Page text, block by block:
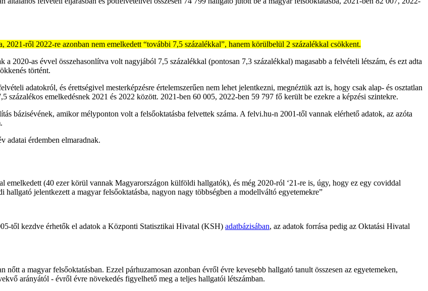
2021-ről 2022-re azonban nem emelkedett “további 7,5 százalékkal”, hanem körülbelül 2 százalékkal csökkent.
2020-as évvel összehasonlítva volt nagyjából 7,5 százalékkal (pontosan 7,3 százalékkal) magasabb a felvételi létszám, és ezt adta
történt.
adatokról, és érettségivel mesterképzésre értelemszerűen nem lehet jelentkezni, megnéztük azt is, hogy csak alap- és osztatlan
százalékos emelkedésnek 2021 és 2022 között. 2021-ben 60 005, 2022-ben 59 797 fő került be ezekre a képzési szintekre.
bázisévének, amikor mélyponton volt a felsőoktatásba felvettek száma. A felvi.hu-n 2001-től vannak elérhető adatok, az azóta
adatai érdemben elmaradnak.
emelkedett (40 ezer körül vannak Magyarországon külföldi hallgatók), és még 2020-ról ‘21-re is, úgy, hogy ez egy coviddal
jelentkezett a magyar felsőoktatásba, nagyon nagy többségben a modellváltó egyetemekre”
től kezdve érhetők el adatok a Központi Statisztikai Hivatal (KSH) adatbázisában, az adatok forrása pedig az Oktatási Hivatal
a magyar felsőoktatásban. Ezzel párhuzamosan azonban évről évre kevesebb hallgató tanult összesen az egyetemeken,
arányától - évről évre növekedés figyelhető meg a teljes hallgatói létszámban.